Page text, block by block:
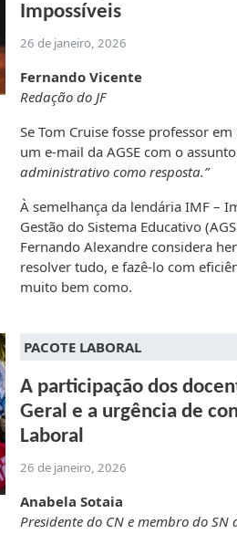
Impossíveis
26 de janeiro, 2026
Fernando Vicente
Redação do JF
Se Tom Cruise fosse professor
um e-mail da AGSE com o
administrativo como resposta.”
À semelhança da lendária IMF –
Gestão do Sistema Educativo
Fernando Alexandre considera
resolver tudo, e fazê-lo com
muito bem como.
PACOTE LABORAL
A participação dos
Geral e a urgência de
Laboral
26 de janeiro, 2026
Anabela Sotaia
Presidente do CN e membro do SN